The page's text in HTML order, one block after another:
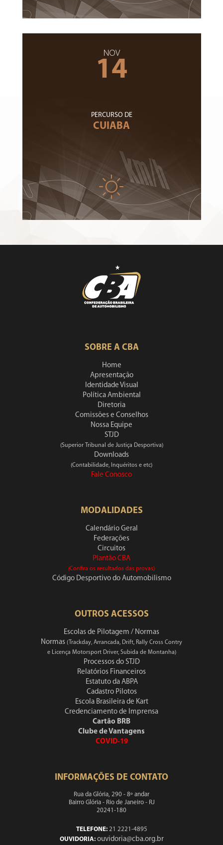
NOV
14
PERCURSO DE
CUIABA
SOBRE A CBA
Home
Apresentação
Identidade Visual
Política Ambiental
Diretoria
Comissões e Conselhos
Nossa Equipe
STJD
(Superior Tribunal de Justiça Desportiva)
Downloads
(Contabilidade, Inquéritos e etc)
Fale Conosco
MODALIDADES
Calendário Geral
Federações
Circuitos
Plantão CBA
(Confira os resultados das provas)
Código Desportivo do Automobilismo
OUTROS ACESSOS
Escolas de Pilotagem / Normas
Normas (Trackday, Arrancada, Drift, Rally Cross Contry
e Licença Motorsport Driver, Subida de Montanha)
Processos do STJD
Relatórios Financeiros
Estatuto da ABPA
Cadastro Pilotos
Escola Brasileira de Kart
Credenciamento de Imprensa
Cartão BRB
Clube de Vantagens
COVID-19
INFORMAÇÕES DE CONTATO
Rua da Glória, 290 - 8º andar
Bairro Glória - Rio de Janeiro - RJ
20241-180
TELEFONE:21 2221-4895
OUVIDORIA: ouvidoria@cba.org.br